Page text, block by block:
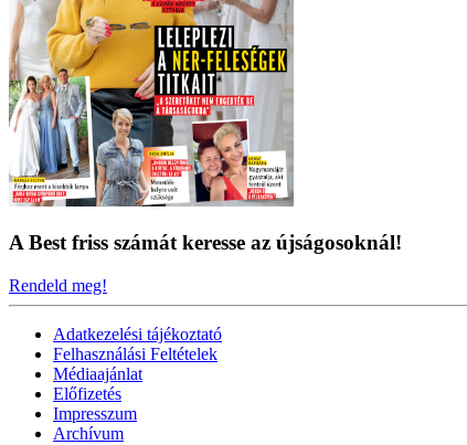
A Best friss számát keresse az újságosoknál!
Rendeld meg!
Adatkezelési tájékoztató
Felhasználási Feltételek
Médiaajánlat
Előfizetés
Impresszum
Archívum